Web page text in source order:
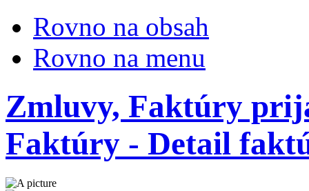
Rovno na obsah
Rovno na menu
Zmluvy, Faktúry
Faktúry - Detail